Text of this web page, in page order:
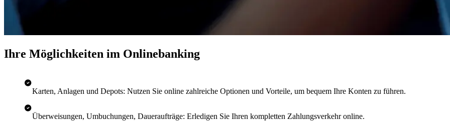
Ihre Möglichkeiten im Onlinebanking
Karten, Anlagen und Depots: Nutzen Sie online zahlreiche Optionen und Vorteile, um bequem Ihre Konten zu führen.
Überweisungen, Umbuchungen, Daueraufträge: Erledigen Sie Ihren kompletten Zahlungsverkehr online.